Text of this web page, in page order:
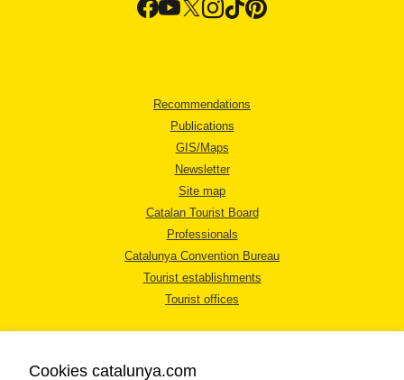
Recommendations
Publications
GIS/Maps
Newsletter
Site map
Catalan Tourist Board
Professionals
Catalunya Convention Bureau
Tourist establishments
Tourist offices
Cookies catalunya.com